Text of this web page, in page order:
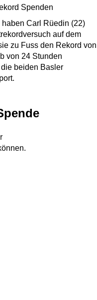
Spenden
Carl Rüedin (22)
auf dem
zu Fuss den Rekord von
von 24 Stunden
beiden Basler